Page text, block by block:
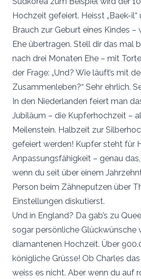
Hochzeit gefeiert. Heisst „Baek-
Brauch zur Geburt eines Kindes –
Ehe übertragen. Stell dir das mal
nach drei Monaten Ehe – mit
der Frage: „Und? Wie läuft’s mit
Zusammenleben?“ Sehr ehrlich.
In den Niederlanden feiert man
Jubiläum – die Kupferhochzeit –
Meilenstein. Halbzeit zur
gefeiert werden! Kupfer steht für
Anpassungsfähigkeit – genau
wenn du seit über einem
Person beim Zähneputzen über
Einstellungen diskutierst.
Und in England? Da gab’s zu
sogar persönliche Glückwünsche
diamantenen Hochzeit. Über
königliche Grüsse! Ob Charles
weiss es nicht. Aber wenn du auf